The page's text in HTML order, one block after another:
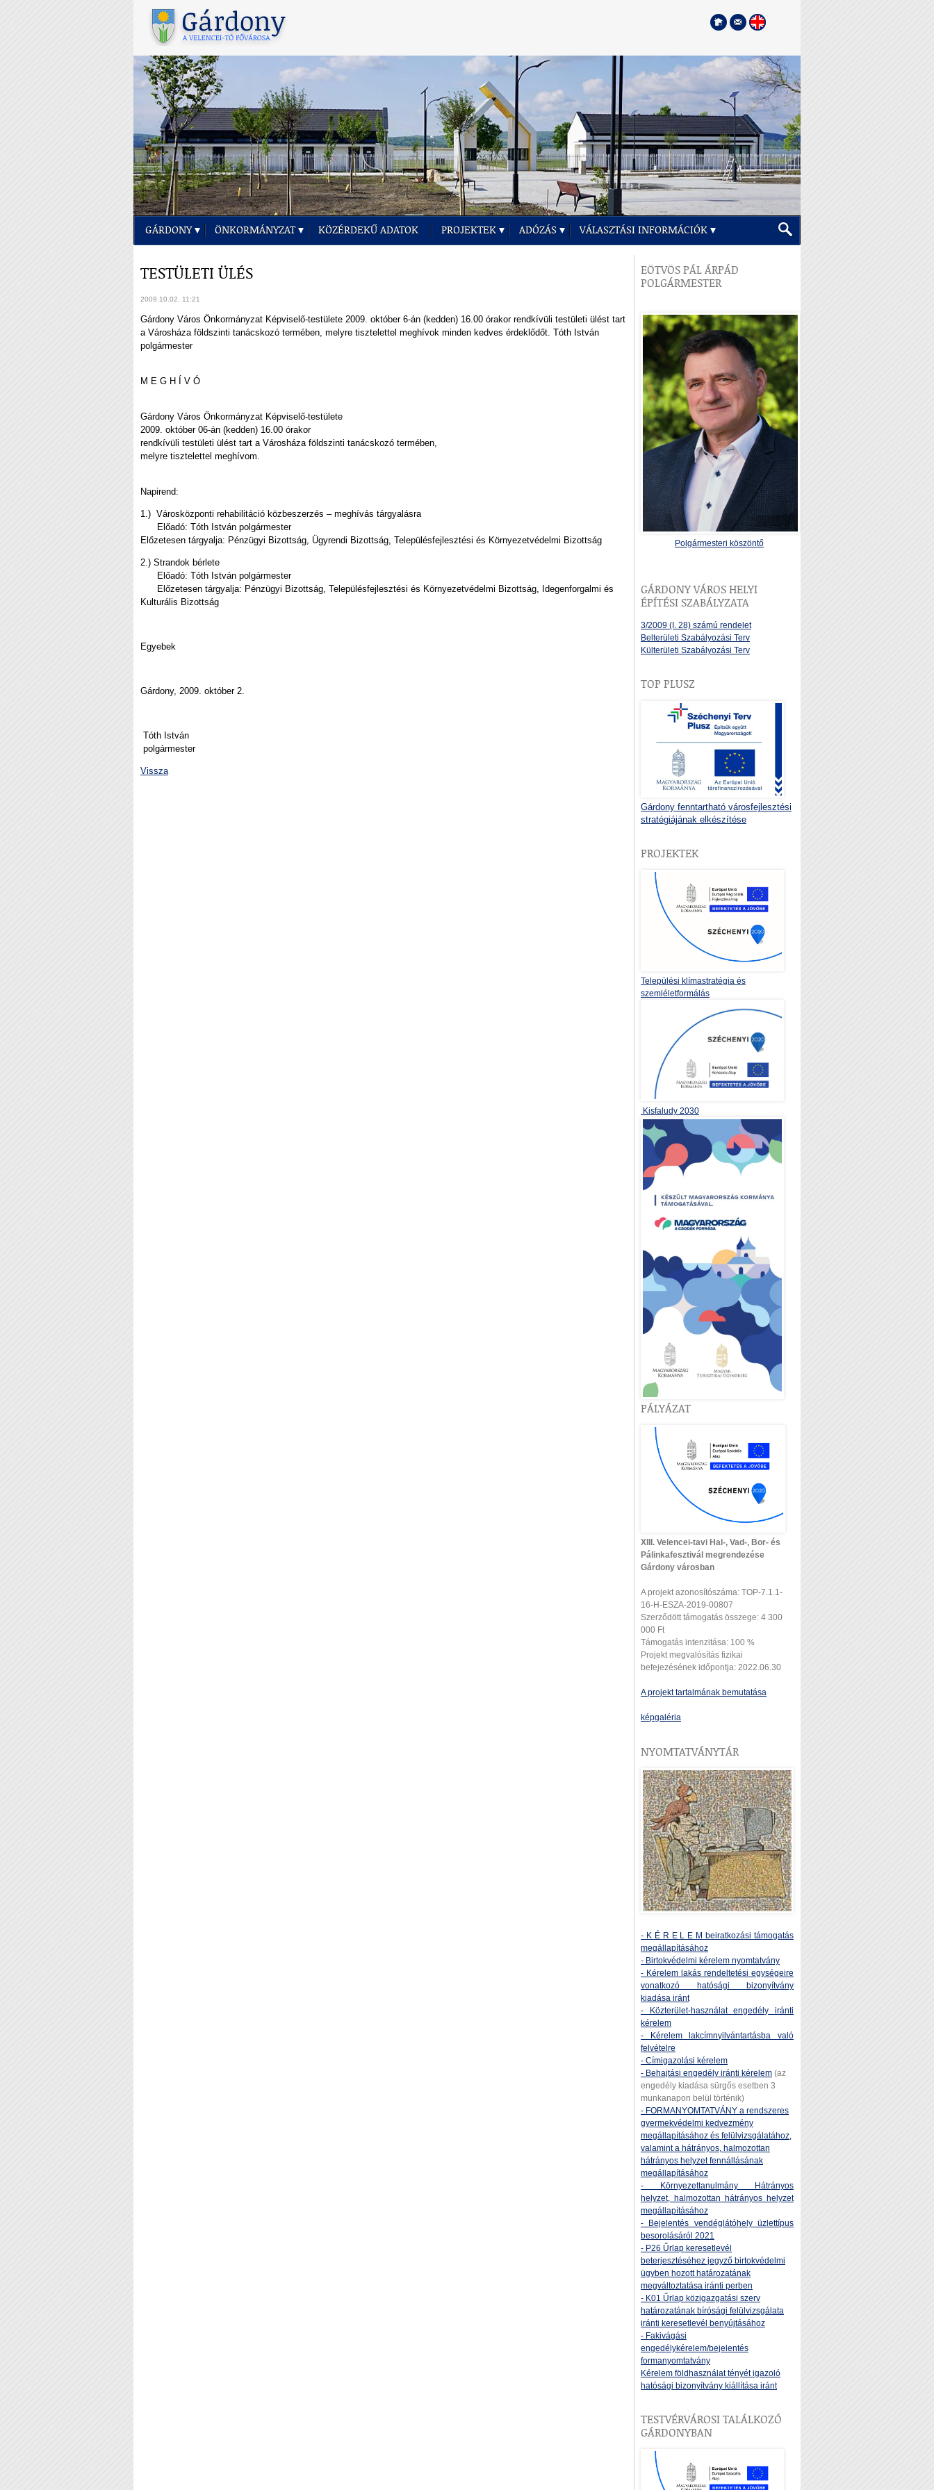
GÁRDONY ÖNKORMÁNYZAT KÖZÉRDEKŰ ADATOK PROJEKTEK ADÓZÁS VÁLASZTÁSI INFORMÁCIÓK
TESTÜLETI ÜLÉS
2009.10.02. 11:21
Gárdony Város Önkormányzat Képviselő-testülete 2009. október 6-án (kedden) 16.00 órakor rendkívüli testületi ülést tart
a Városháza földszinti tanácskozó termében, melyre tisztelettel meghívok minden kedves érdeklődőt. Tóth István
polgármester
M E G H Í V Ó
Gárdony Város Önkormányzat Képviselő-testülete
2009. október 06-án (kedden) 16.00 órakor
rendkívüli testületi ülést tart a Városháza földszinti tanácskozó termében,
melyre tisztelettel meghívom.
Napirend:
1.) Városközponti rehabilitáció közbeszerzés – meghívás tárgyalásra
Előadó: Tóth István polgármester
Előzetesen tárgyalja: Pénzügyi Bizottság, Ügyrendi Bizottság, Településfejlesztési és Környezetvédelmi Bizottság
2.) Strandok bérlete
Előadó: Tóth István polgármester
Előzetesen tárgyalja: Pénzügyi Bizottság, Településfejlesztési és Környezetvédelmi Bizottság, Idegenforgalmi és
Kulturális Bizottság
Egyebek
Gárdony, 2009. október 2.
Tóth István
polgármester
Vissza
EÖTVÖS PÁL ÁRPÁD
POLGÁRMESTER
Polgármesteri köszöntő
GÁRDONY VÁROS HELYI
ÉPÍTÉSI SZABÁLYZATA
3/2009 (I. 28) számú rendelet
Belterületi Szabályozási Terv
Külterületi Szabályozási Terv
TOP PLUSZ
Gárdony fenntartható városfejlesztési
stratégiájának elkészítése
PROJEKTEK
Települési klímastratégia és
szemléletformálás
Kisfaludy 2030
PÁLYÁZAT
XIII. Velencei-tavi Hal-, Vad-, Bor- és
Pálinkafesztivál megrendezése
Gárdony városban
A projekt azonosítószáma: TOP-7.1.1-
16-H-ESZA-2019-00807
Szerződött támogatás összege: 4 300
000 Ft
Támogatás intenzitása: 100 %
Projekt megvalósítás fizikai
befejezésének időpontja: 2022.06.30
A projekt tartalmának bemutatása
képgaléria
NYOMTATVÁNYTÁR
- K É R E L E M beiratkozási támogatás
megállapításához
- Birtokvédelmi kérelem nyomtatvány
- Kérelem lakás rendeltetési egységeire
vonatkozó hatósági bizonyítvány
kiadása iránt
- Közterület-használat engedély iránti
kérelem
- Kérelem lakcímnyilvántartásba való
felvételre
- Címigazolási kérelem
- Behajtási engedély iránti kérelem (az
engedély kiadása sürgős esetben 3
munkanapon belül történik)
- FORMANYOMTATVÁNY a rendszeres
gyermekvédelmi kedvezmény
megállapításához és felülvizsgálatához,
valamint a hátrányos, halmozottan
hátrányos helyzet fennállásának
megállapításához
- Környezettanulmány Hátrányos
helyzet, halmozottan hátrányos helyzet
megállapításához
- Bejelentés vendéglátóhely üzlettípus
besorolásáról 2021
- P26 Űrlap keresetlevél
beterjesztéséhez jegyző birtokvédelmi
ügyben hozott határozatának
megváltoztatása iránti perben
- K01 Űrlap közigazgatási szerv
határozatának bírósági felülvizsgálata
iránti keresetlevél benyújtásához
- Fakivágási
engedélykérelem/bejelentés
formanyomtatvány
Kérelem földhasználat tényét igazoló
hatósági bizonyítvány kiállítása iránt
TESTVÉRVÁROSI TALÁLKOZÓ
GÁRDONYBAN